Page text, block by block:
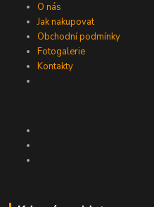
O nás
Jak nakupovat
Obchodní podmínky
Fotogalerie
Kontakty